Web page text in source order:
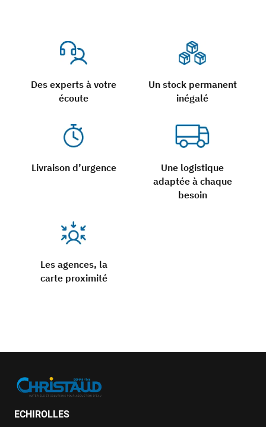
Des experts à votre
écoute
Un stock permanent
inégalé
Livraison d’urgence
Une logistique
adaptée à chaque
besoin
Les agences, la
carte proximité
ECHIROLLES